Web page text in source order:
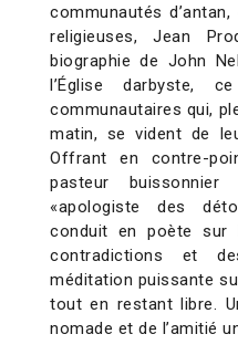
communautés
religieuses, Jean
biographie de John
l’Église darbyste,
communautaires qui,
matin, se vident de
Offrant en contre-
pasteur
«apologiste des
conduit en poète sur
contradictions et
méditation puissante
tout en restant libre.
nomade et de l’amitié